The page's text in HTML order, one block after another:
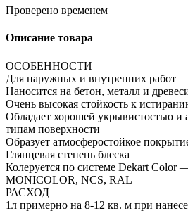
Проверено временем
Описание товара
ОСОБЕННОСТИ
Для наружных и внутренних работ
Наносится на бетон, металл и
Очень высокая стойкость к
Обладает хорошей укрывистостью и
типам поверхности
Образует атмосферостойкое
Глянцевая степень блеска
Колеруется по системе Dekart Color
MONICOLOR, NCS, RAL
РАСХОД
1л примерно на 8-12 кв. м при